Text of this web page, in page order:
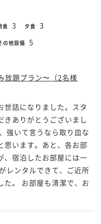
食 3 夕食 3
の他設備 5
放題プラン〜（2名様
世話になりました。スタ
きありがとうございまし
強いて言うなら取り皿な
思います。あと、各お部
、宿泊したお部屋には一
レンタルできて、ご近所
た。 お部屋も清潔で、お